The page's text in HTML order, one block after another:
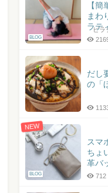
BLOG
【
まわ
ラテ
ピラ
だし
の「
NEW
BLOG
スマ
ちょ
革バ
712